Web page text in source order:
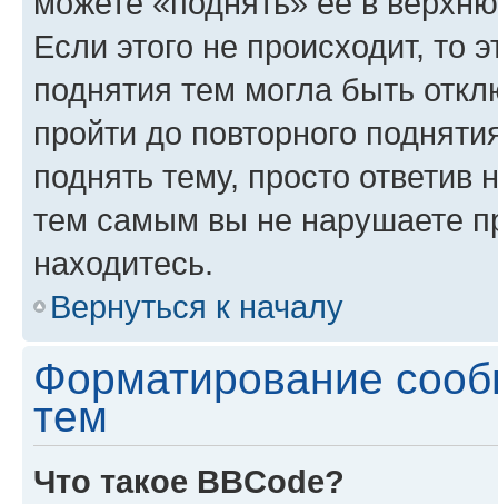
Если этого не происходит, то
поднятия тем могла быть
пройти до повторного
поднять тему, просто ответив
тем самым вы не нарушаете
находитесь.
Вернуться к началу
Форматирование
тем
Что такое BBCode?